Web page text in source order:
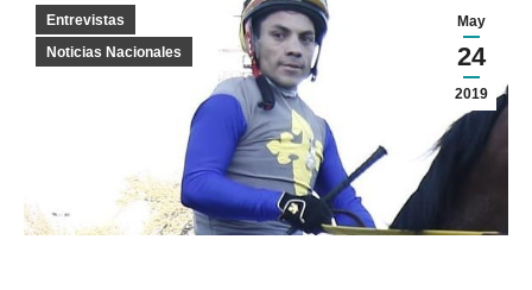
May
24
2019
Entrevistas
Noticias Nacionales